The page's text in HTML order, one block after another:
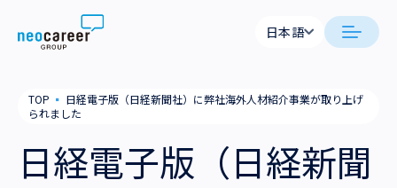
Skip to content
neocareer について
私たちの考え方
日本語
TOP ▪ 日経電子版（日経新聞社）に弊社海外人材紹介事業が取り上げ
られました
日経電子版（日経新聞